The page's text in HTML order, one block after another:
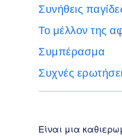
Συνήθεις
Το μέλλον της
Συμπέρασμα
Συχνές
Είναι μια